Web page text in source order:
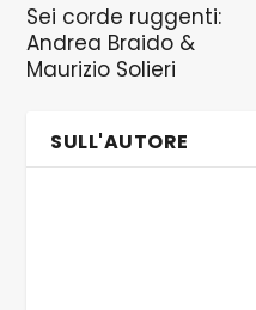
Sei corde ruggenti:
Andrea Braido &
Maurizio Solieri
SULL'AUTORE